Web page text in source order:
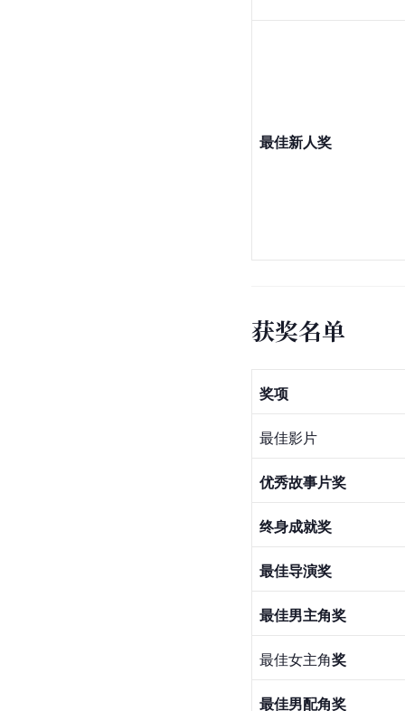
最佳新人奖
获奖名单
奖项
最佳影片
优秀故事片奖
终身成就奖
最佳导演奖
最佳男主角奖
最佳女主角奖
最佳男配角奖